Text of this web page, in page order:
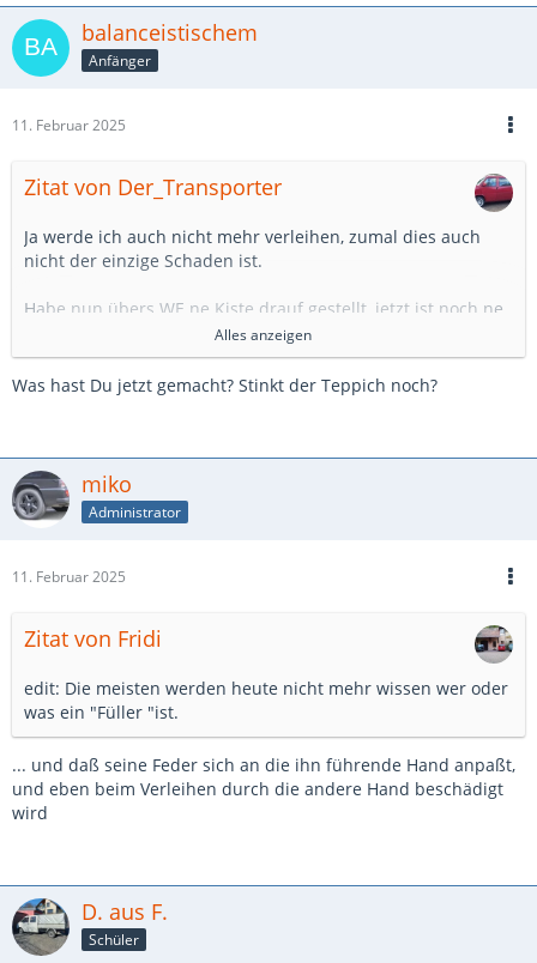
balanceistischem
Anfänger
11. Februar 2025
Zitat von Der_Transporter
Ja werde ich auch nicht mehr verleihen, zumal dies auch
nicht der einzige Schaden ist.
Habe nun übers WE ne Kiste drauf gestellt, jetzt ist noch ne
kleine Beule drin, bzw. zwei.
Es stinkt aber immer noch, heute lagen für ein paar stunden
nur meine Klamotten im Auto, der Gestank ist jetzt in
nicht die richtige.
Benötigt wird die mit Pilzköpfe und Heizung in der Mitte.
Alles anzeigen
Was hast Du jetzt gemacht? Stinkt der Teppich noch?
miko
Administrator
11. Februar 2025
Zitat von Fridi
edit: Die meisten werden heute nicht mehr wissen wer oder
was ein "Füller "ist.
... und daß seine Feder sich an die ihn führende Hand anpaßt,
und eben beim Verleihen durch die andere Hand beschädigt
wird
D. aus F.
Schüler